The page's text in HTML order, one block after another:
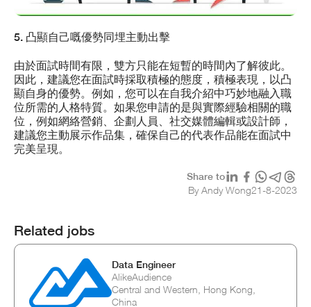
5. 凸顯自己嘅優勢同埋主動出擊
由於面試時間有限，雙方只能在短暫的時間內了解彼此。
因此，建議您在面試時採取積極的態度，積極表現，以凸
顯自身的優勢。例如，您可以在自我介紹中巧妙地融入職
位所需的人格特質。如果您申請的是與實際經驗相關的職
位，例如網絡營銷、企劃人員、社交媒體編輯或設計師，
建議您主動展示作品集，確保自己的代表作品能在面試中
完美呈現。
Share to
By Andy Wong21 -8-2023
Related jobs
Data Engineer
AlikeAudience
Central and Western, Hong Kong,
China